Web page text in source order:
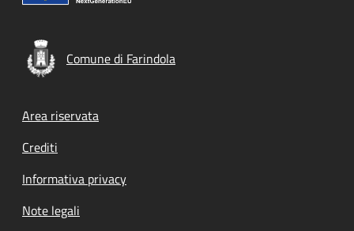
Comune di Farindola
Footer menu
Area riservata
Crediti
Informativa privacy
Note legali